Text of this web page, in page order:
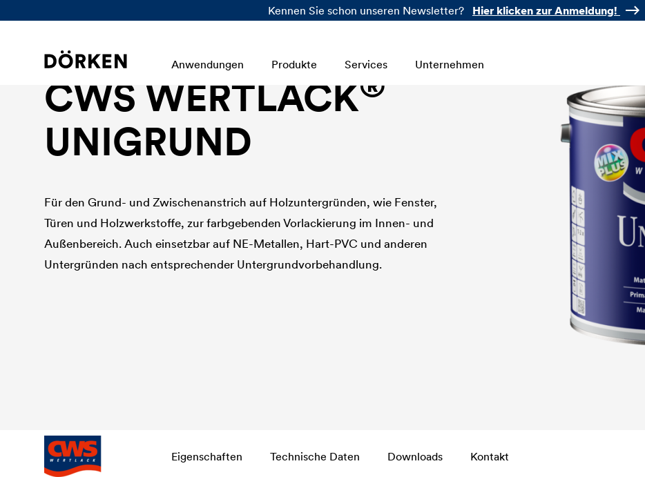
Kennen Sie schon unseren Newsletter? Hier klicken zur Anmeldung!
Anwendungen Produkte Services Unternehmen
Bautenlacke Lösemittelbasierend
CWS WERTLACK®
UNIGRUND
Für den Grund- und Zwischenanstrich auf Holzuntergründen, wie Fenster,
Türen und Holzwerkstoffe, zur farbgebenden Vorlackierung im Innen- und
Außenbereich. Auch einsetzbar auf NE-Metallen, Hart-PVC und anderen
Untergründen nach entsprechender Untergrundvorbehandlung.
Eigenschaften Technische Daten Downloads Kontakt